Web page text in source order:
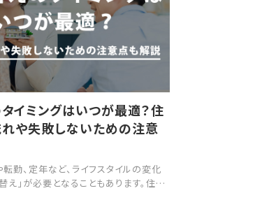
イミングはいつが最適？住
や失敗しないための注意
勤、定年など、ライフスタイルの変化
え」が必要となることもあります。住み